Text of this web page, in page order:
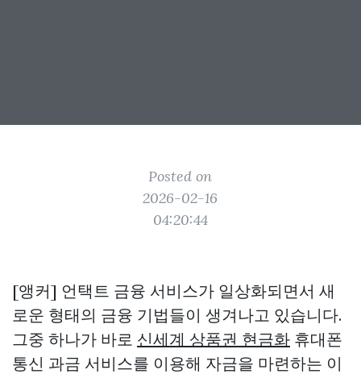
Posted on
2026-02-16
04:20:44
[앵커] 언택트 금융 서비스가 일상화되면서 새
로운 형태의 금융 기법들이 생겨나고 있습니다.
그중 하나가 바로 신세계 상품권 현금화 휴대폰
통신 과금 서비스를 이용해 자금을 마련하는 이